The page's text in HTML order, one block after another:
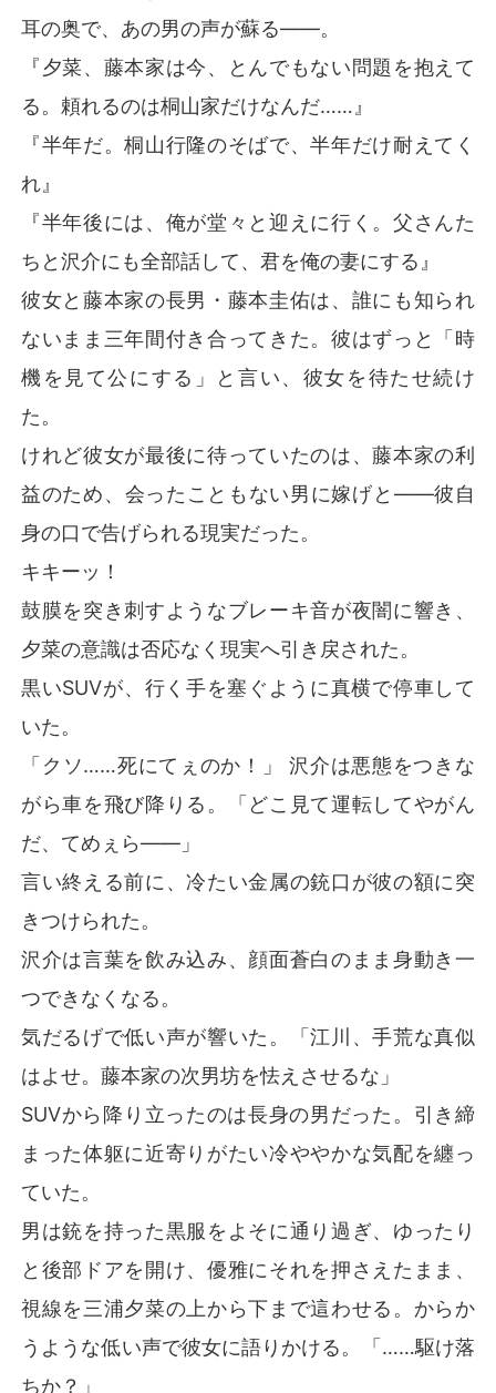
耳の奥で、あの男の声が蘇る――。
『夕菜、藤本家は今、とんでもない問題を抱えて
る。頼れるのは桐山家だけなんだ……』
『半年だ。桐山行隆のそばで、半年だけ耐えてく
れ』
『半年後には、俺が堂々と迎えに行く。父さんた
ちと沢介にも全部話して、君を俺の妻にする』
彼女と藤本家の長男・藤本圭佑は、誰にも知られ
ないまま三年間付き合ってきた。彼はずっと「時
機を見て公にする」と言い、彼女を待たせ続け
た。
けれど彼女が最後に待っていたのは、藤本家の利
益のため、会ったこともない男に嫁げと――彼自
身の口で告げられる現実だった。
キキーッ！
鼓膜を突き刺すようなブレーキ音が夜闇に響き、
夕菜の意識は否応なく現実へ引き戻された。
黒いSUVが、行く手を塞ぐように真横で停車して
いた。
「クソ……死にてぇのか！」 沢介は悪態をつきな
がら車を飛び降りる。「どこ見て運転してやがん
だ、てめぇら――」
言い終える前に、冷たい金属の銃口が彼の額に突
きつけられた。
沢介は言葉を飲み込み、顔面蒼白のまま身動き一
つできなくなる。
気だるげで低い声が響いた。「江川、手荒な真似
はよせ。藤本家の次男坊を怯えさせるな」
SUVから降り立ったのは長身の男だった。引き締
まった体躯に近寄りがたい冷ややかな気配を纏っ
ていた。
男は銃を持った黒服をよそに通り過ぎ、ゆったり
と後部ドアを開け、優雅にそれを押さえたまま、
視線を三浦夕菜の上から下まで這わせる。からか
うような低い声で彼女に語りかける。「……駆け落
ちか？」